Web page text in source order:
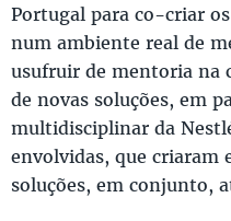
Portugal para co-criar
num ambiente real de
usufruir de mentoria na
de novas soluções, em
multidisciplinar da
envolvidas, que criaram
soluções, em conjunto,